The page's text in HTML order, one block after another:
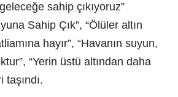
sahip çıkıyoruz”
Sahip Çık”, “Ölüler altın
hayır”, “Havanın suyun,
“Yerin üstü altından daha